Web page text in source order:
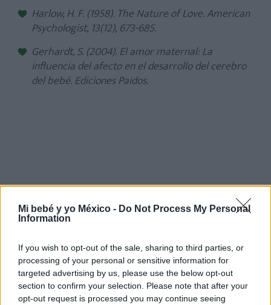
Mi bebé y yo México - Do Not Process My Personal
Information
If you wish to opt-out of the sale, sharing to third parties, or
processing of your personal or sensitive information for
targeted advertising by us, please use the below opt-out
section to confirm your selection. Please note that after your
opt-out request is processed you may continue seeing
Harlow, H. F. (1958). The Nature of Love. American
Psychologist, 13(12), 673-685.
Gerhardt, S. (2004). El amor maternal: La
influencia del afecto en el desarrollo del cerebro
del bebé. Ediciones Paidos.